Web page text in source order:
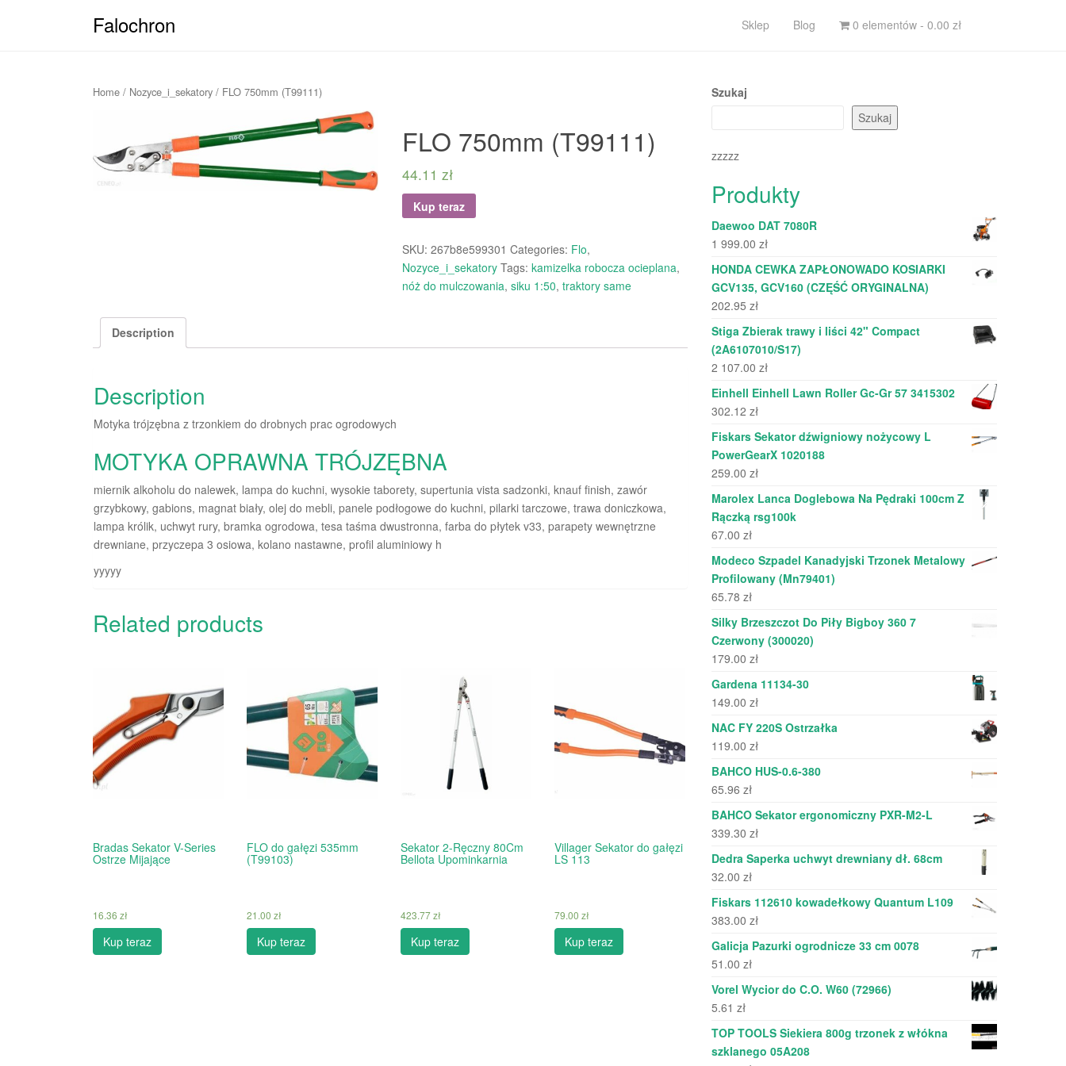
Falochron Sklep Blog 0 elementów - 0.00 zł
Home / Nozyce_i_sekatory / FLO 750mm (T99111)
FLO 750mm (T99111)
44.11 zł
Kup teraz
SKU: 267b8e599301 Categories: Flo,
Nozyce_i_sekatory Tags: kamizelka robocza ocieplana,
nóż do mulczowania, siku 1:50, traktory same
Description
Description
Motyka trójzębna z trzonkiem do drobnych prac ogrodowych
MOTYKA OPRAWNA TRÓJZĘBNA
miernik alkoholu do nalewek, lampa do kuchni, wysokie taborety, supertunia vista sadzonki, knauf finish, zawór
grzybkowy, gabions, magnat biały, olej do mebli, panele podłogowe do kuchni, pilarki tarczowe, trawa doniczkowa,
lampa królik, uchwyt rury, bramka ogrodowa, tesa taśma dwustronna, farba do płytek v33, parapety wewnętrzne
drewniane, przyczepa 3 osiowa, kolano nastawne, profil aluminiowy h
yyyyy
Related products
Bradas Sekator V-Series
Ostrze Mijające
16.36 zł
Kup teraz
FLO do gałęzi 535mm
(T99103)
21.00 zł
Kup teraz
Sekator 2-Ręczny 80Cm
Bellota Upominkarnia
423.77zł
Kup teraz
Villager Sekator do gałęzi
LS 113
79.00 zł
Kup teraz
Szukaj
Szukaj
zzzzz
Produkty
Daewoo DAT 7080R
1 999.00 zł
HONDA CEWKA ZAPŁONOWADO KOSIARKI
GCV135, GCV160 (CZĘŚĆ ORYGINALNA)
202.95 zł
Stiga Zbierak trawy i liści 42" Compact
(2A6107010/S17)
2 107.00 zł
Einhell Einhell Lawn Roller Gc-Gr 57 3415302
302.12 zł
Fiskars Sekator dźwigniowy nożycowy L
PowerGearX 1020188
259.00 zł
Marolex Lanca Doglebowa Na Pędraki 100cm Z
Rączką rsg100k
67.00 zł
Modeco Szpadel Kanadyjski Trzonek Metalowy
Profilowany (Mn79401)
65.78 zł
Silky Brzeszczot Do Piły Bigboy 360 7
Czerwony (300020)
179.00 zł
Gardena 11134-30
149.00 zł
NAC FY 220S Ostrzałka
119.00 zł
BAHCO HUS-0.6-380
65.96 zł
BAHCO Sekator ergonomiczny PXR-M2-L
339.30 zł
Dedra Saperka uchwyt drewniany dł. 68cm
32.00 zł
Fiskars 112610 kowadełkowy Quantum L109
383.00 zł
Galicja Pazurki ogrodnicze 33 cm 0078
51.00 zł
Vorel Wycior do C.O. W60 (72966)
5.61 zł
TOP TOOLS Siekiera 800g trzonek z włókna
szklanego 05A208